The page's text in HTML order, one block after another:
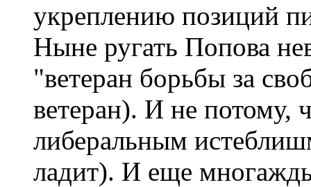
укреплению позиций
Ныне ругать Попова
"ветеран борьбы за
ветеран). И не потому,
либеральным
ладит). И еще